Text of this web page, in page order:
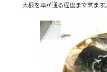
大根を串が通る程度まで煮ます。